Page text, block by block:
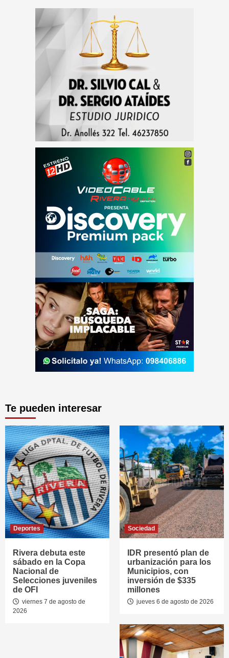
Te pueden interesar
Deportes
Rivera debuta este
sábado en la Copa
Nacional de
Selecciones juveniles
de OFI
viernes 7 de agosto de
2026
Sociedad
IDR presentó plan de
urbanización para los
Municipios, con
inversión de $335
millones
jueves 6 de agosto de 2026